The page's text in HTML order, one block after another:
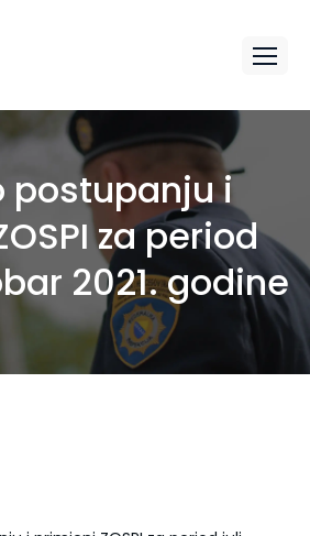
postupanju i
za period
2021. godine